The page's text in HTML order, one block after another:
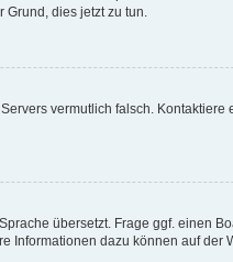
dies jetzt zu tun.
vermutlich falsch. Kontaktiere
übersetzt. Frage ggf. einen
Informationen dazu können auf der